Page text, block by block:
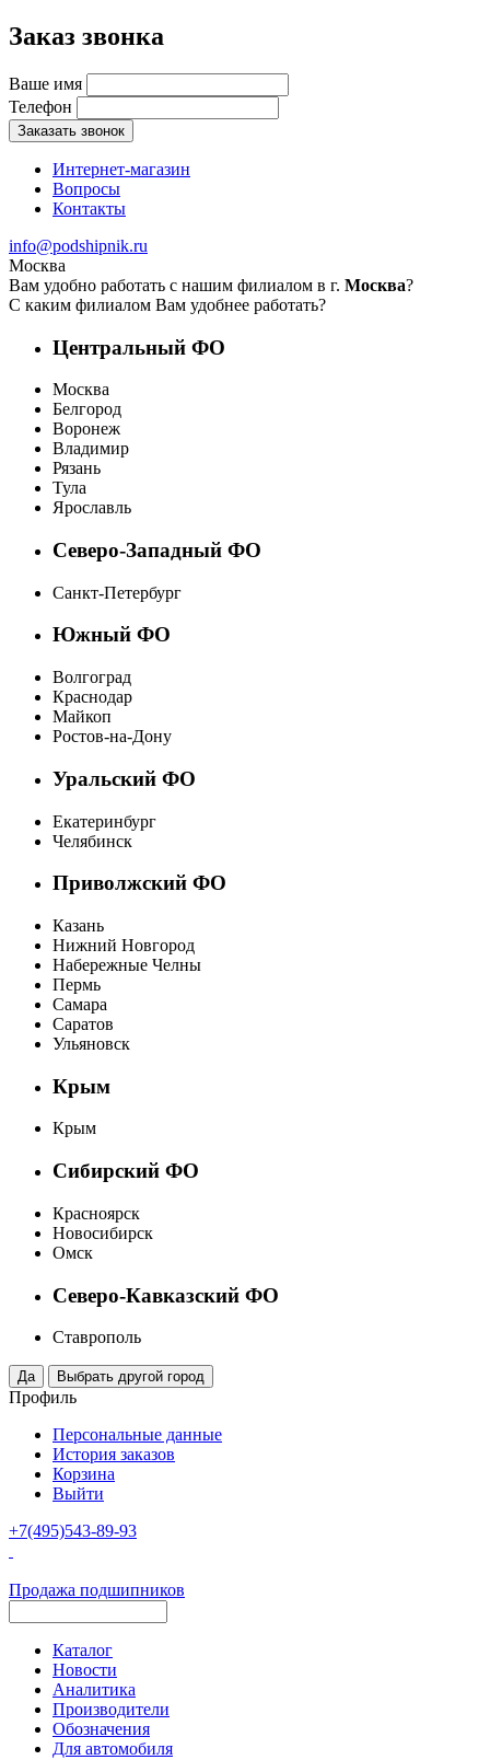
Заказ звонка
Ваше имя
Телефон
Заказать звонок
Интернет-магазин
Вопросы
Контакты
info@podshipnik.ru
Москва
Вам удобно работать с нашим филиалом в г. Москва?
С каким филиалом Вам удобнее работать?
Центральный ФО
Москва
Белгород
Воронеж
Владимир
Рязань
Тула
Ярославль
Северо-Западный ФО
Санкт-Петербург
Южный ФО
Волгоград
Краснодар
Майкоп
Ростов-на-Дону
Уральский ФО
Екатеринбург
Челябинск
Приволжский ФО
Казань
Нижний Новгород
Набережные Челны
Пермь
Самара
Саратов
Ульяновск
Крым
Крым
Сибирский ФО
Красноярск
Новосибирск
Омск
Северо-Кавказский ФО
Ставрополь
Профиль
Персональные данные
История заказов
Корзина
Выйти
+7(495)543-89-93
Продажа подшипников
Каталог
Новости
Аналитика
Производители
Обозначения
Для автомобиля